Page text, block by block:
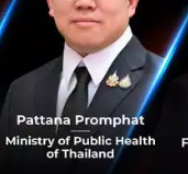
โลก นั้นหมายความว่า
หารทั้งหมดในโลก ใน
ห้เกิดภาวะโลกร้อนม